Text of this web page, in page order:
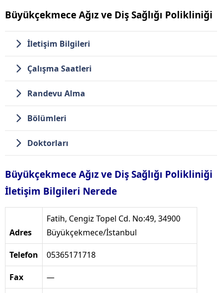
Büyükçekmece Ağız ve Diş Sağlığı Polikliniği
İletişim Bilgileri
Çalışma Saatleri
Randevu Alma
Bölümleri
Doktorları
Büyükçekmece Ağız ve Diş Sağlığı Polikliniği
İletişim Bilgileri Nerede
Adres
Fatih, Cengiz Topel Cd. No:49, 34900
Büyükçekmece/İstanbul
Telefon 05365171718
Fax —